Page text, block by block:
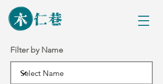
Filter by Name